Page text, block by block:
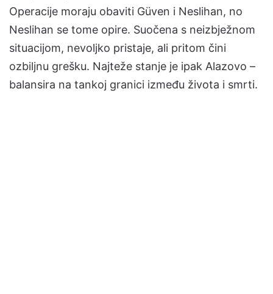
Operacije moraju obaviti Güven i Neslihan, no
Neslihan se tome opire. Suočena s neizbježnom
situacijom, nevoljko pristaje, ali pritom čini
ozbiljnu grešku. Najteže stanje je ipak Alazovo –
balansira na tankoj granici između života i smrti.